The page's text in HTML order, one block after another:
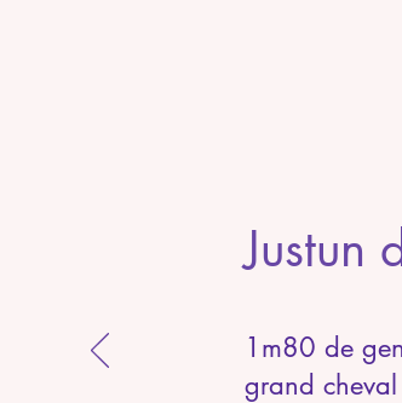
Justun
1m80 de
grand